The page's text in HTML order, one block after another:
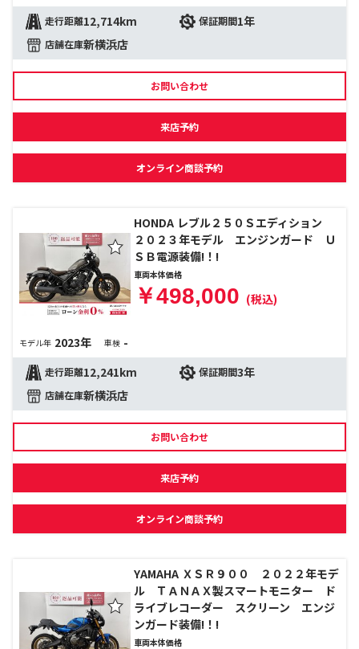
走行距離12,714km 保証期間1年
店舗在庫新横浜店
お問い合わせ
来店予約
オンライン商談予約
HONDA レブル２５０Ｓエディション
２０２３年モデル エンジンガード Ｕ
ＳＢ電源装備!！!
車両本体価格
￥498,000 (税込)
モデル年 2023年 車検 -
走行距離12,241km 保証期間3年
店舗在庫新横浜店
お問い合わせ
来店予約
オンライン商談予約
YAMAHA ＸＳＲ９００ ２０２２年モデ
ル ＴＡＮＡＸ製スマートモニター ド
ライブレコーダー スクリーン エンジ
ンガード装備!！!
車両本体価格